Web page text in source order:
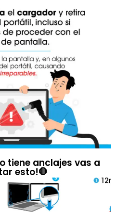
tiene anclajes vas a
esto!🛑